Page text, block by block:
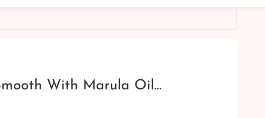
With Marula Oil…